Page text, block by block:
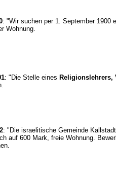
: "Wir suchen per 1. September 1900
Wohnung.
: "Die Stelle eines Religionslehrers,
: "Die israelitische Gemeinde
auf 600 Mark, freie Wohnung.